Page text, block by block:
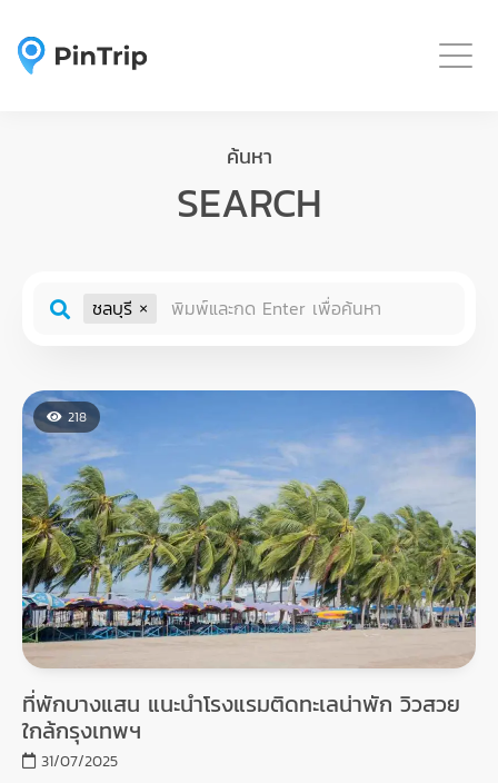
ค้นหา
SEARCH
ชลบุรี
218
ที่พักบางแสน แนะนำโรงแรมติดทะเลน่าพัก วิวสวย
ใกล้กรุงเทพฯ
31/07/2025